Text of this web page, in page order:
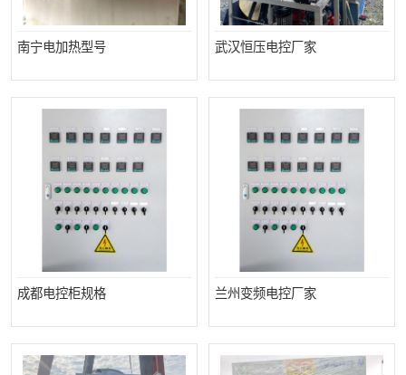
南宁电加热型号 武汉恒压电控厂家
成都电控柜规格 兰州变频电控厂家